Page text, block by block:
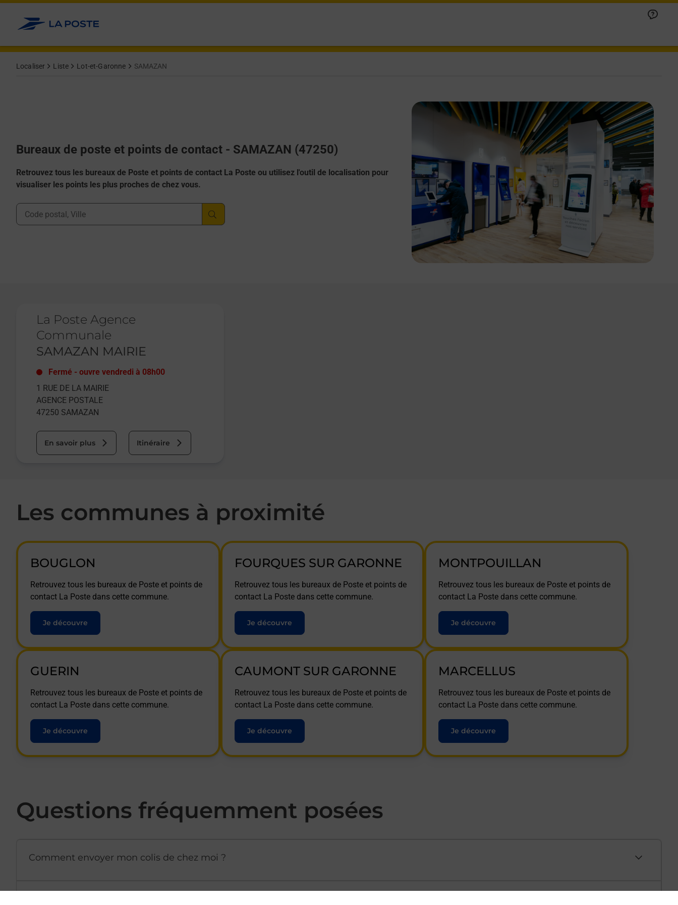
Allez au contenu
Localiser Liste Lot-et-Garonne SAMAZAN
Bureaux de poste et points de contact - SAMAZAN (47250)
Retrouvez tous les bureaux de Poste et points de contact La Poste ou utilisez l'outil de localisation pour
visualiser les points les plus proches de chez vous.
Ville, Département, Code Postal
La Poste Agence
Communale
SAMAZAN MAIRIE
Fermé - ouvre vendredi à 08h00
1 RUE DE LA MAIRIE
AGENCE POSTALE
47250 SAMAZAN
En savoir plus Itinéraire
Les communes à proximité
BOUGLON
Retrouvez tous les bureaux de Poste et points de
contact La Poste dans cette commune.
Je découvre
FOURQUES SUR GARONNE
Retrouvez tous les bureaux de Poste et points de
contact La Poste dans cette commune.
Je découvre
MONTPOUILLAN
Retrouvez tous les bureaux de Poste et points de
contact La Poste dans cette commune.
Je découvre
GUERIN
Retrouvez tous les bureaux de Poste et points de
contact La Poste dans cette commune.
Je découvre
CAUMONT SUR GARONNE
Retrouvez tous les bureaux de Poste et points de
contact La Poste dans cette commune.
Je découvre
MARCELLUS
Retrouvez tous les bureaux de Poste et points de
contact La Poste dans cette commune.
Je découvre
Questions fréquemment posées
Comment envoyer mon colis de chez moi ?
Afficher ou masquer la réponse
Afficher ou masquer la réponse
Afficher ou masquer la réponse
Afficher ou masquer la réponse
Afficher ou masquer la réponse